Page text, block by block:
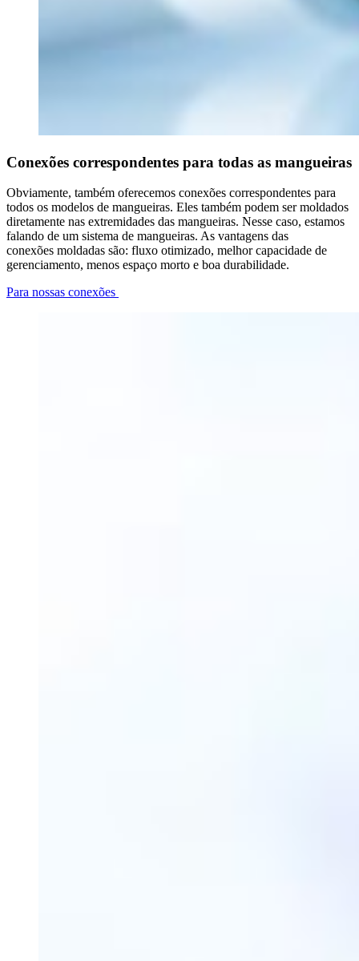
Conexões correspondentes para todas as mangueiras
Obviamente, também oferecemos conexões correspondentes para
todos os modelos de mangueiras. Eles também podem ser moldados
diretamente nas extremidades das mangueiras. Nesse caso, estamos
falando de um sistema de mangueiras. As vantagens das
conexões moldadas são: fluxo otimizado, melhor capacidade de
gerenciamento, menos espaço morto e boa durabilidade.
Para nossas conexões